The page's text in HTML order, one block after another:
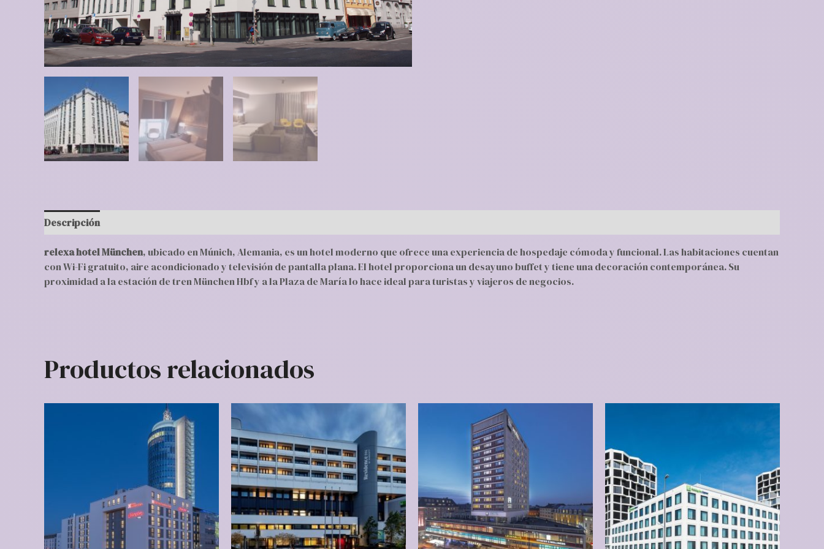
Descripción
relexa hotel München, ubicado en Múnich, Alemania, es un hotel moderno que ofrece una experiencia de hospedaje cómoda y funcional. Las habitaciones cuentan
con Wi-Fi gratuito, aire acondicionado y televisión de pantalla plana. El hotel proporciona un desayuno buffet y tiene una decoración contemporánea. Su
proximidad a la estación de tren München Hbf y a la Plaza de María lo hace ideal para turistas y viajeros de negocios.
Productos relacionados